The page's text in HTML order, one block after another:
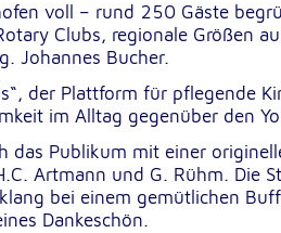
voll – rund 250 Gäste
Clubs, regionale Größen
Johannes Bucher.
der Plattform für pflegende
im Alltag gegenüber den
das Publikum mit einer
Artmann und G. Rühm. Die
bei einem gemütlichen
Dankeschön.